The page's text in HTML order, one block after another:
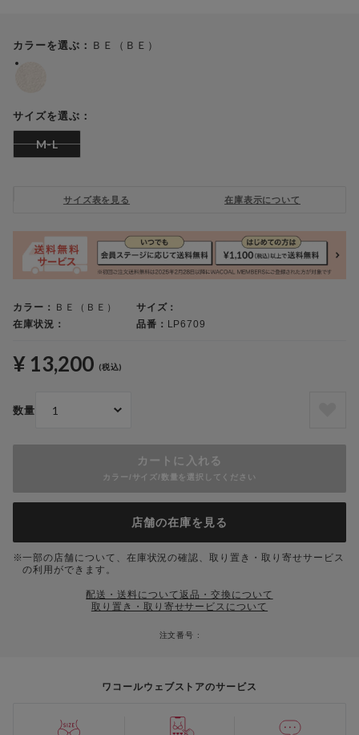
カラーを選ぶ： ＢＥ（ＢＥ）
サイズを選ぶ：
M-L
サイズ表を見る 在庫表示について
カラー： ＢＥ（ＢＥ）
サイズ：
在庫状況：
品番： LP6709
¥ 13,200 (税込)
数量
カートに入れる
カラー/サイズ/数量を選択してください
店舗の在庫を見る
一部の店舗について、在庫状況の確認、取り置き・取り寄せサービス
の利用ができます。
配送・送料について返品・交換について
取り置き・取り寄せサービスについて
注文番号 :
ワコールウェブストアのサービス